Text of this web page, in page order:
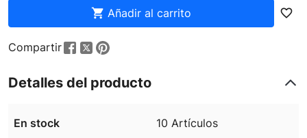
 Añadir al carrito favorite_border
Compartir
Detalles del producto
En stock 10 Artículos